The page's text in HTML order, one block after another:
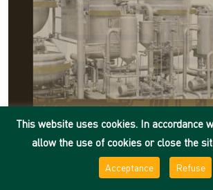
Thermal and fluid
This website uses cookies. In accordance
allow the use of cookies or close the
Acceptance Refuse